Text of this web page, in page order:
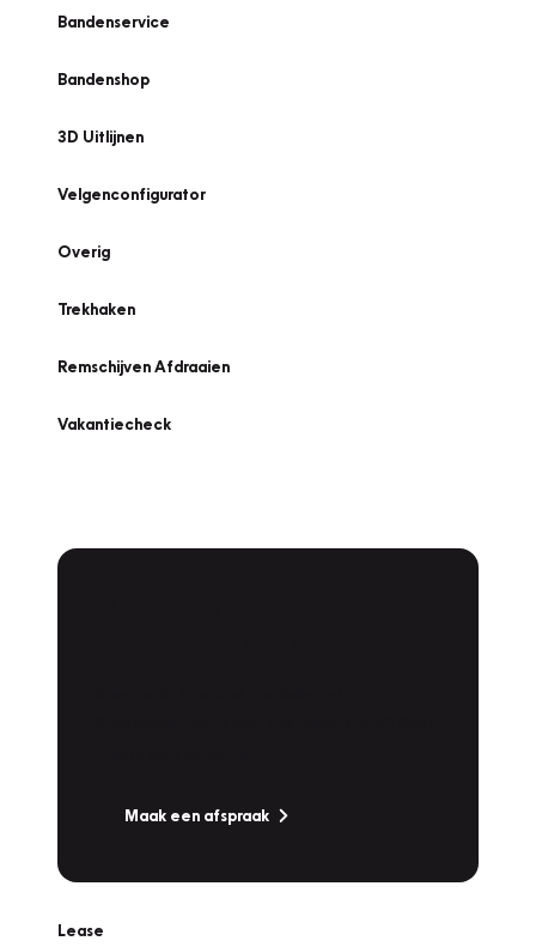
Bandenservice
Bandenshop
3D Uitlijnen
Velgenconfigurator
Overig
Trekhaken
Remschijven Afdraaien
Vakantiecheck
Maak een afspraak
Lease